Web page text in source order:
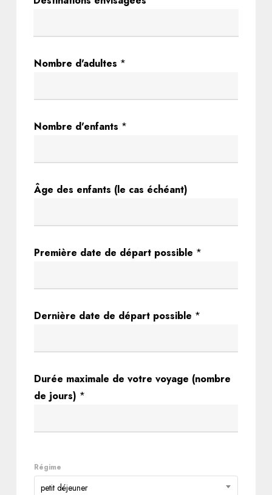
Nombre d'adultes *
Nombre d'enfants *
Âge des enfants (le cas échéant)
e
h
t
)
Première date de départ possible *
Dernière date de départ possible *
Durée maximale de votre voyage (nombre
de jours) *
Régime
petit déjeuner